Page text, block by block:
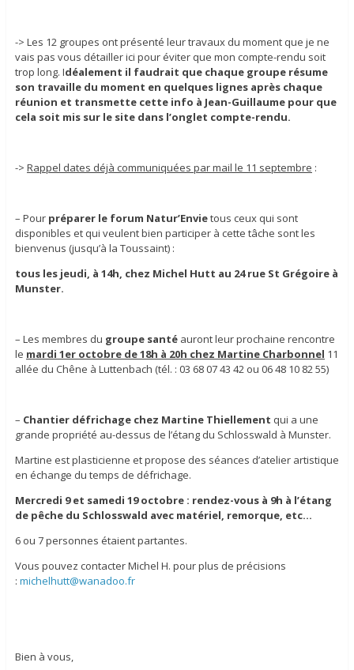
-> Les 12 groupes ont présenté leur travaux du moment que je ne
vais pas vous détailler ici pour éviter que mon compte-rendu soit
trop long. Idéalement il faudrait que chaque groupe résume
son travaille du moment en quelques lignes après chaque
réunion et transmette cette info à Jean-Guillaume pour que
cela soit mis sur le site dans l’onglet compte-rendu.
-> Rappel dates déjà communiquées par mail le 11 septembre :
– Pour préparer le forum Natur’Envietous ceux qui sont
disponibles et qui veulent bien participer à cette tâche sont les
bienvenus (jusqu’à la Toussaint) :
tous les jeudi, à 14h, chez Michel Hutt au 24 rue St Grégoire à
Munster.
– Les membres du groupe santéauront leur prochaine rencontre
le mardi 1er octobre de 18h à 20h chez Martine Charbonnel 11
allée du Chêne à Luttenbach (tél. : 03 68 07 43 42 ou 06 48 10 82 55)
– Chantier défrichage chez Martine Thiellement qui a une
grande propriété au-dessus de l’étang du Schlosswald à Munster.
Martine est plasticienne et propose des séances d’atelier artistique
en échange du temps de défrichage.
Mercredi 9 et samedi 19 octobre : rendez-vous à 9h à l’étang
de pêche du Schlosswald avec matériel, remorque, etc…
6 ou 7 personnes étaient partantes.
Vous pouvez contacter Michel H. pour plus de précisions
: michelhutt@wanadoo.fr
Bien à vous,